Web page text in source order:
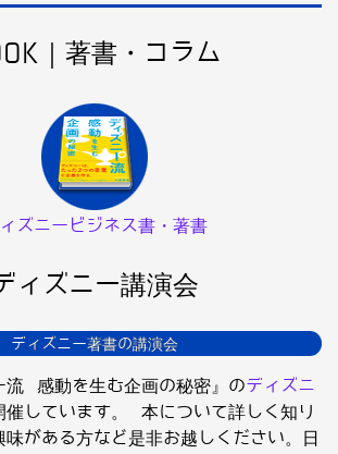
｜著書・コラム
ズニービジネス書・著書
ィズニー講演会
ディズニー著書の講演会
流 感動を生む企画の秘密』のディズニ
催しています。 本について詳しく知り
がある方など是非お越しください。日